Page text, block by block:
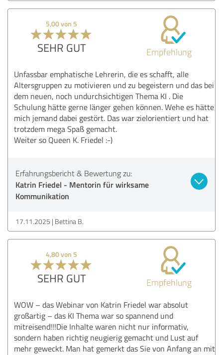
5,00 von 5
SEHR GUT Empfehlung
Unfassbar emphatische Lehrerin, die es schafft, alle
Altersgruppen zu motivieren und zu begeistern und das bei
dem neuen, noch undurchsichtigen Thema KI . Die
Schulung hätte gerne länger gehen können. Wehe es hätte
mich jemand dabei gestört. Das war zielorientiert und hat
trotzdem mega Spaß gemacht.
Weiter so Queen K. Friedel :-)
Erfahrungsbericht & Bewertung zu:
Katrin Friedel - Mentorin für wirksame
Kommunikation
17.11.2025 Bettina B.
4,80 von 5
SEHR GUT Empfehlung
WOW – das Webinar von Katrin Friedel war absolut
großartig – das KI Thema war so spannend und
mitreisend!!!Die Inhalte waren nicht nur informativ,
sondern haben richtig neugierig gemacht und Lust auf
mehr geweckt. Man hat gemerkt das Sie von Anfang an mit